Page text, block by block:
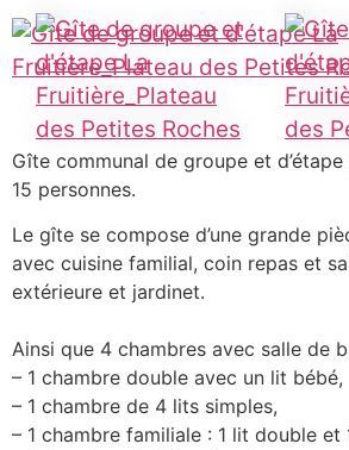
Gîte communal de groupe et
15 personnes.
Le gîte se compose d’une grande
avec cuisine familial, coin repas et
extérieure et jardinet.
Ainsi que 4 chambres avec salle de
– 1 chambre double avec un lit bébé,
– 1 chambre de 4 lits simples,
– 1 chambre familiale : 1 lit double et